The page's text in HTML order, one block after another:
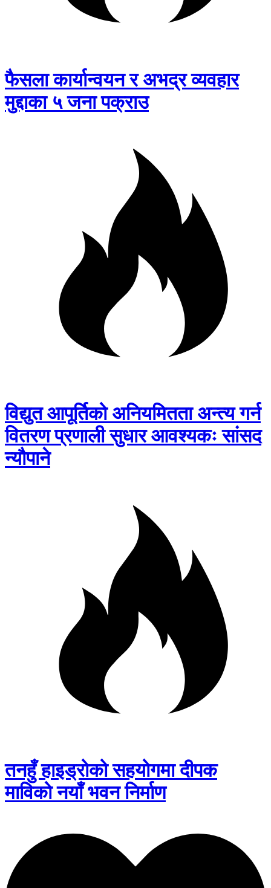
फैसला कार्यान्वयन र अभद्र व्यवहार
मुद्दाका ५ जना पक्राउ
विद्युत आपूर्तिको अनियमितता अन्त्य गर्न
वितरण प्रणाली सुधार आवश्यकः सांसद
न्यौपाने
तनहुँ हाइड्रोको सहयोगमा दीपक
माविको नयाँ भवन निर्माण